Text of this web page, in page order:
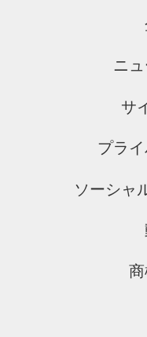
ニ
サ
プラ
ソーシャ